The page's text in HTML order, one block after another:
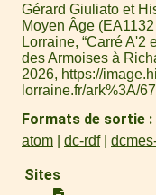
Gérard Giuliato et
Moyen Âge
Lorraine, “Carré A'2
des Armoises à
2026, https://
lorraine.fr/ark%3A/
Formats de sortie
atom dc-rdf
Sites